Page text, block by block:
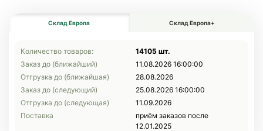
Склад Европа Склад Европа+
Количество товаров:
14105 шт.
Заказ до (ближайший)
11.08.2026 16:00:00
Отгрузка до (ближайшая)
28.08.2026
Заказ до (следующий)
25.08.2026 16:00:00
Отгрузка до (следующая)
11.09.2026
Поставка
приём заказов после
12.01.2025